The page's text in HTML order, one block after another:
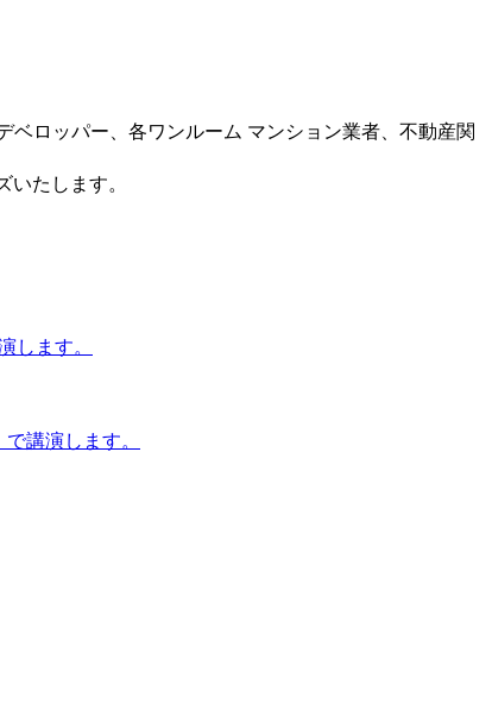
ロッパー、各ワンルーム マンション業者、不動産関
たします。
します。
講演します。